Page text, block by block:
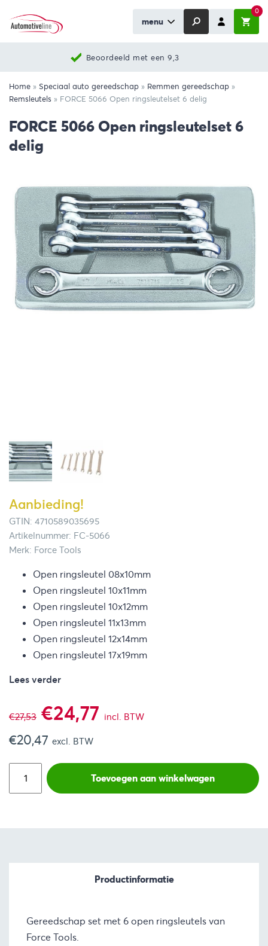
menu
0
Beoordeeld met een 9,3
Home » Speciaal auto gereedschap » Remmen gereedschap »
Remsleutels » FORCE 5066 Open ringsleutelset 6 delig
FORCE 5066 Open ringsleutelset 6
delig
Aanbieding!
GTIN: 4710589035695
Artikelnummer: FC-5066
Merk: Force Tools
Open ringsleutel 08x10mm
Open ringsleutel 10x11mm
Open ringsleutel 10x12mm
Open ringsleutel 11x13mm
Open ringsleutel 12x14mm
Open ringsleutel 17x19mm
Lees verder
€27,53 Oorspronkelijke
prijs
was:
€24,77 Huidige
is:
incl. BTW
€20,47 excl. BTW
Toevoegen aan winkelwagen
Productinformatie
Gereedschap set met 6 open ringsleutels van
Force Tools.